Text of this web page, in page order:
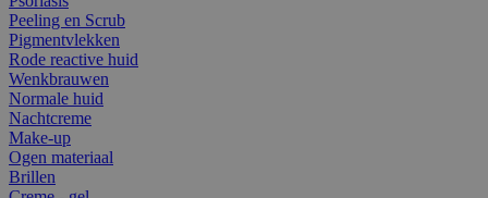
Peeling en Scrub
Pigmentvlekken
Rode reactive huid
Wenkbrauwen
Normale huid
Nachtcreme
Make-up
Ogen materiaal
Brillen